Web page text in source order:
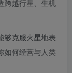
跨越行星、生机
够克服火星地表
如何经营与人类